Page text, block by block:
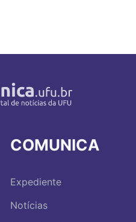
COMUNICA
Expediente
Notícias